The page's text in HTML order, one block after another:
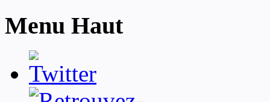
Menu Haut